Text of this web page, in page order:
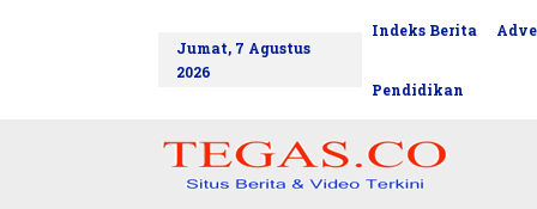
Jumat, 7 Agustus
2026
Indeks Berita
Pendidikan